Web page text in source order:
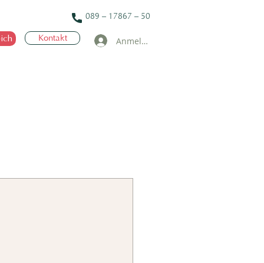
089 – 17867 – 50
Kontakt Anmelden